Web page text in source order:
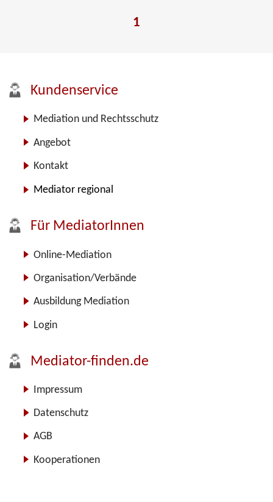
1
Kundenservice
Mediation und Rechtsschutz
Angebot
Kontakt
Mediator regional
Für MediatorInnen
Online-Mediation
Organisation/Verbände
Ausbildung Mediation
Login
Mediator-finden.de
Impressum
Datenschutz
AGB
Kooperationen